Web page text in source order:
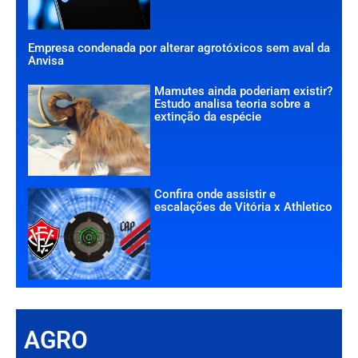
Empresa condenada por alterar agrotóxicos sem aval da
Anvisa
Mamutes ainda poderiam existir?
Estudo analisa teoria sobre a
extinção da espécie
Confira onde assistir e
escalações de Vitória x Athletico
AGRO